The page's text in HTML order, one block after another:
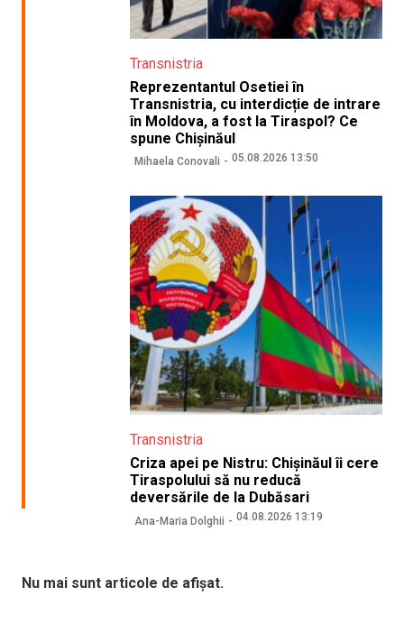
Transnistria
Reprezentantul Osetiei în
Transnistria, cu interdicție de intrare
în Moldova, a fost la Tiraspol? Ce
spune Chișinăul
Mihaela Conovali 05.08.2026 13:50
Transnistria
Criza apei pe Nistru: Chișinăul îi cere
Tiraspolului să nu reducă
deversările de la Dubăsari
Ana-Maria Dolghii 04.08.2026 13:19
Nu mai sunt articole de afișat.